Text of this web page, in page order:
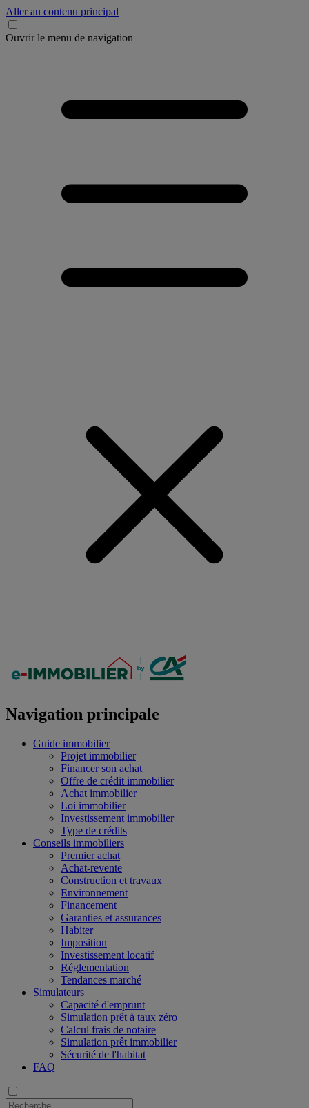
Aller au contenu principal
Ouvrir le menu de navigation
Navigation principale
Guide immobilier
Projet immobilier
Financer son achat
Offre de crédit immobilier
Achat immobilier
Loi immobilier
Investissement immobilier
Type de crédits
Conseils immobiliers
Premier achat
Achat-revente
Construction et travaux
Environnement
Financement
Garanties et assurances
Habiter
Imposition
Investissement locatif
Réglementation
Tendances marché
Simulateurs
Capacité d'emprunt
Simulation prêt à taux zéro
Calcul frais de notaire
Simulation prêt immobilier
Sécurité de l'habitat
FAQ